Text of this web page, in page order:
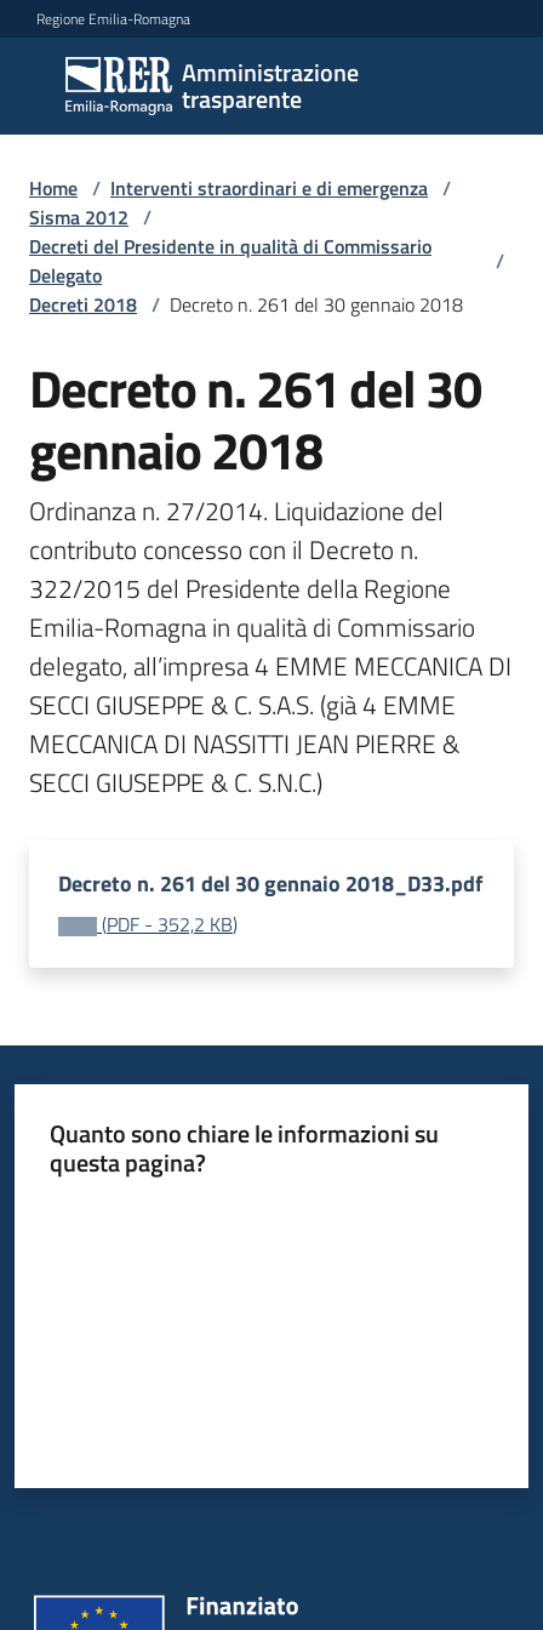
Vai al contenuto
Vai alla navigazione
Vai al footer
Regione Emilia-Romagna
Amministrazione
trasparente
Amministrazione
trasparente
Sottosezioni
Accesso
Home / Interventi straordinari e di emergenza /
Sisma 2012 /
Decreti del Presidente in qualità di Commissario
Delegato
/
Decreti 2018 / Decreto n. 261 del 30 gennaio 2018
Decreto n. 261 del 30
gennaio 2018
Ordinanza n. 27/2014. Liquidazione del
contributo concesso con il Decreto n.
322/2015 del Presidente della Regione
Emilia-Romagna in qualità di Commissario
delegato, all’impresa 4 EMME MECCANICA DI
SECCI GIUSEPPE & C. S.A.S. (già 4 EMME
MECCANICA DI NASSITTI JEAN PIERRE &
SECCI GIUSEPPE & C. S.N.C.)
Decreto n. 261 del 30 gennaio 2018_D33.pdf
(PDF - 352,2 KB)
Quanto sono chiare le informazioni su
questa pagina?